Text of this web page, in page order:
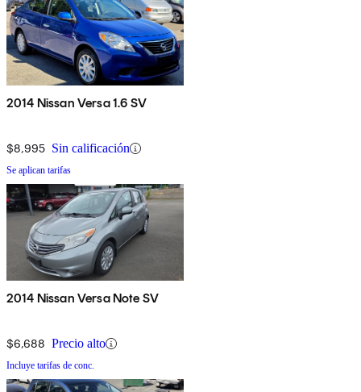
2014 Nissan Versa 1.6 SV
$8,995 Sin calificación
Se aplican tarifas
2014 Nissan Versa Note SV
$6,688 Precio alto
Incluye tarifas de conc.